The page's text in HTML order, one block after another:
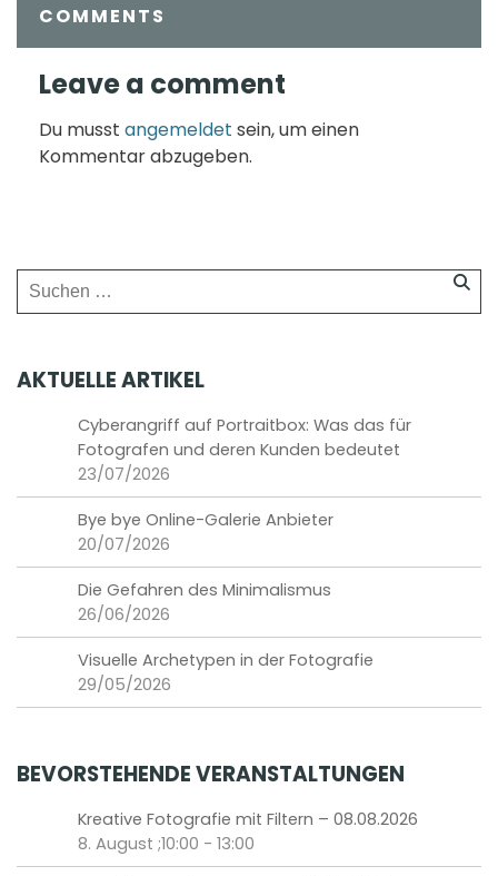
COMMENTS
Leave a comment
Du musst angemeldet sein, um einen
Kommentar abzugeben.
AKTUELLE ARTIKEL
Cyberangriff auf Portraitbox: Was das für
Fotografen und deren Kunden bedeutet
23/07/2026
Bye bye Online-Galerie Anbieter
20/07/2026
Die Gefahren des Minimalismus
26/06/2026
Visuelle Archetypen in der Fotografie
29/05/2026
BEVORSTEHENDE VERANSTALTUNGEN
Kreative Fotografie mit Filtern – 08.08.2026
8. August ;10:00 - 13:00